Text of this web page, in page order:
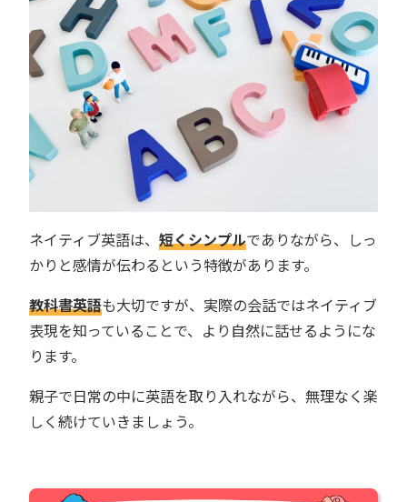
ネイティブ英語は、 短くシンプルでありながら、しっ
かりと感情が伝わるという特徴があります。
教科書英語も大切ですが、実際の会話ではネイティブ
表現を知っていることで、より自然に話せるようにな
ります。
親子で日常の中に英語を取り入れながら、無理なく楽
しく続けていきましょう。